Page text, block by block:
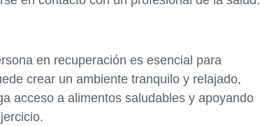
en recuperación es esencial para
crear un ambiente tranquilo y relajado,
acceso a alimentos saludables y apoyando